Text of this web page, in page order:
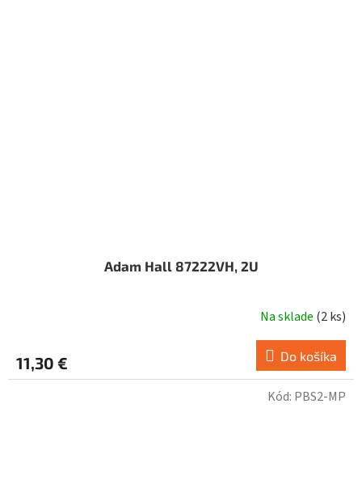
Adam Hall 87222VH, 2U
Na sklade (2 ks)
11,30 € Do košíka
Kód: PBS2-MP